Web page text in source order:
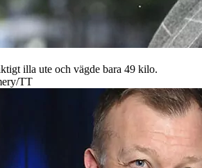
illa ute och vägde bara 49 kilo.
TT